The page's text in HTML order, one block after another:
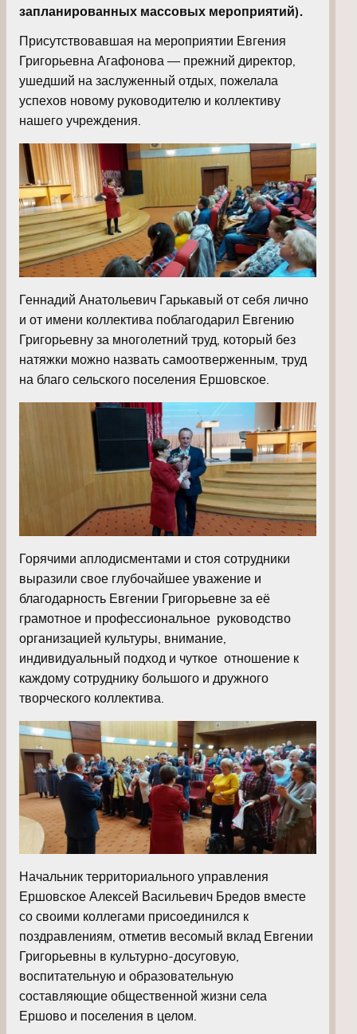
запланированных массовых мероприятий).
Присутствовавшая на мероприятии Евгения
Григорьевна Агафонова — прежний директор,
ушедший на заслуженный отдых, пожелала
успехов новому руководителю и коллективу
нашего учреждения.
Геннадий Анатольевич Гарькавый от себя лично
и от имени коллектива поблагодарил Евгению
Григорьевну за многолетний труд, который без
натяжки можно назвать самоотверженным, труд
на благо сельского поселения Ершовское.
Горячими аплодисментами и стоя сотрудники
выразили свое глубочайшее уважение и
благодарность Евгении Григорьевне за её
грамотное и профессиональное руководство
организацией культуры, внимание,
индивидуальный подход и чуткое отношение к
каждому сотруднику большого и дружного
творческого коллектива.
Начальник территориального управления
Ершовское Алексей Васильевич Бредов вместе
со своими коллегами присоединился к
поздравлениям, отметив весомый вклад Евгении
Григорьевны в культурно-досуговую,
воспитательную и образовательную
составляющие общественной жизни села
Ершово и поселения в целом.